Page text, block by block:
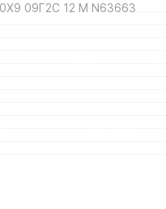
09Г2С 12 М N63663